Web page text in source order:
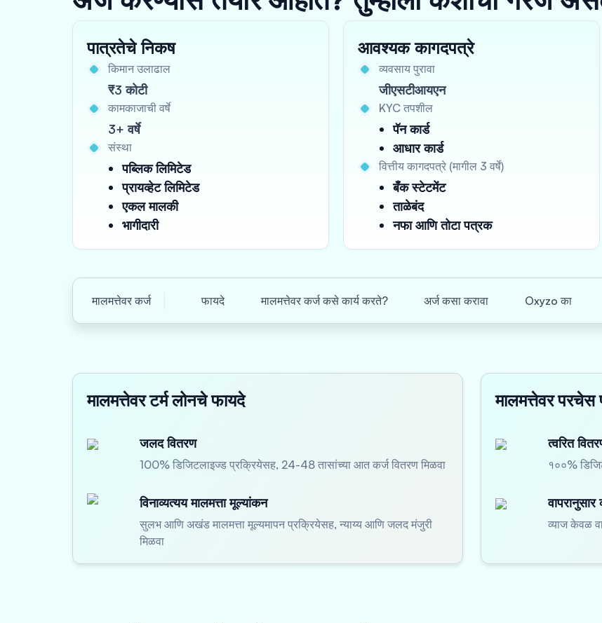
पात्रतेचे निकष
किमान उलाढाल
₹3 कोटी
कामकाजाची वर्षे
3+ वर्षे
संस्था
पब्लिक लिमिटेड
प्रायव्हेट लिमिटेड
एकल मालकी
भागीदारी
आवश्यक कागदपत्रे
व्यवसाय पुरावा
जीएसटीआयएन
KYC तपशील
पॅन कार्ड
आधार कार्ड
वित्तीय कागदपत्रे (मागील 3 वर्षे)
बँक स्टेटमेंट
ताळेबंद
नफा आणि तोटा पत्रक
मालमत्तेवर कर्ज फायदे मालमत्तेवर कर्ज कसे कार्य करते? अर्ज कसा करावा Oxyzo का
मालमत्तेवर टर्म लोनचे फायदे
जलद वितरण
100% डिजिटलाइज्ड प्रक्रियेसह, 24-48 तासांच्या आत कर्ज वितरण मिळवा
विनाव्यत्यय मालमत्ता मूल्यांकन
सुलभ आणि अखंड मालमत्ता मूल्यमापन प्रक्रियेसह, न्याय्य आणि जलद मंजुरी
मिळवा
मालमत्तेवर
त्वरित
१००%
वापरानुसार
व्याज केवळ